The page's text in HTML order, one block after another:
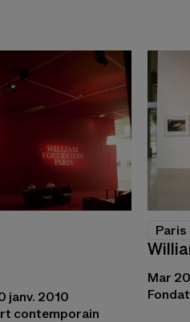
janv. 2010
contemporain
Paris
Mar